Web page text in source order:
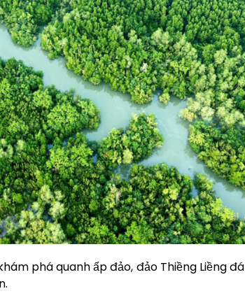
phá quanh ấp đảo, đảo Thiềng Liềng